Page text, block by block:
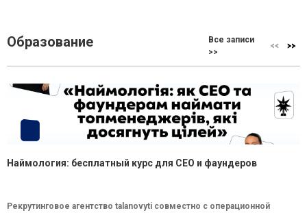
Образование
Все записи
>>
Наймология: бесплатный курс для CEO и фаундеров
Рекрутинговое агентство talanovyti совместно с операционной